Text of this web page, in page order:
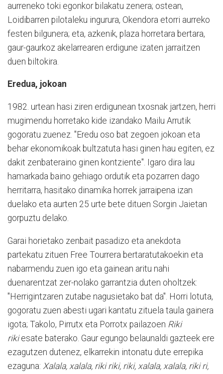
aurreneko toki egonkor bilakatu zenera; ostean,
Loidibarren pilotaleku ingurura, Okendora etorri aurreko
festen bilgunera; eta, azkenik, plaza horretara bertara,
gaur-gaurkoz akelarrearen erdigune izaten jarraitzen
duen biltokira.
Eredua, jokoan
1982. urtean hasi ziren erdigunean txosnak jartzen, herri
mugimendu horretako kide izandako Mailu Arrutik
gogoratu zuenez. "Eredu oso bat zegoen jokoan eta
behar ekonomikoak bultzatuta hasi ginen hau egiten, ez
dakit zenbateraino ginen kontziente". Igaro dira lau
hamarkada baino gehiago ordutik eta pozarren dago
herritarra, hasitako dinamika horrek jarraipena izan
duelako eta aurten 25 urte bete dituen Sorgin Jaietan
gorpuztu delako.
Garai horietako zenbait pasadizo eta anekdota
partekatu zituen Free Tourrera bertaratutakoekin eta
nabarmendu zuen igo eta gainean aritu nahi
duenarentzat zer-nolako garrantzia duten oholtzek:
"Herrigintzaren zutabe nagusietako bat da". Horri lotuta,
gogoratu zuen abesti ugari kantatu zituela taula gainera
igota; Takolo, Pirrutx eta Porrotx pailazoen Riki
rikiesate baterako. Gaur egungo belaunaldi gazteek ere
ezagutzen dutenez, elkarrekin intonatu dute errepika
ezaguna: Xalala, xalala, riki riki, riki, xalala, xalala, riki ri,